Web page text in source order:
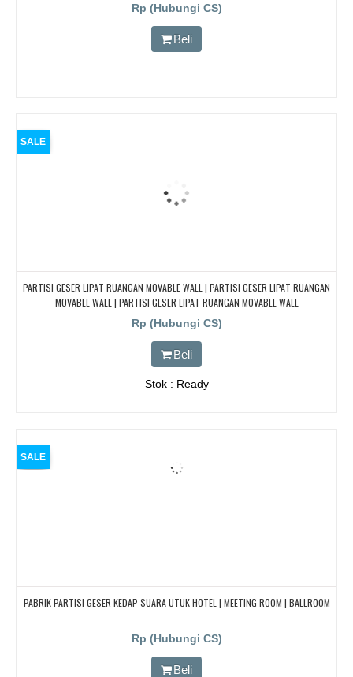
Rp (Hubungi CS)
Beli
SALE
PARTISI GESER LIPAT RUANGAN MOVABLE WALL | PARTISI GESER LIPAT RUANGAN
MOVABLE WALL | PARTISI GESER LIPAT RUANGAN MOVABLE WALL
Rp (Hubungi CS)
Beli
Stok : Ready
SALE
PABRIK PARTISI GESER KEDAP SUARA UTUK HOTEL | MEETING ROOM | BALLROOM
Rp (Hubungi CS)
Beli